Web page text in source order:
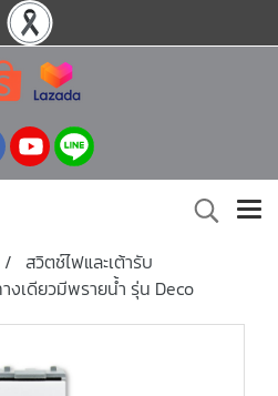
สวิตช์ไฟและเต้ารับ
งเดียวมีพรายน้ำ รุ่น Deco